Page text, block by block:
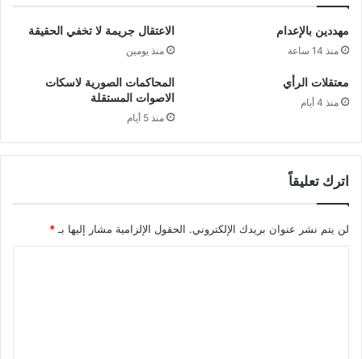
مهددين بالإعدام
منذ 14 ساعة
الاعتقال جريمة لا تخفي الحقيقة
منذ يومين
معتقلات الرأي
منذ 4 أيام
المحاكمات الصورية لاسكات
الاصوات المستقلة
منذ 5 أيام
اترك تعليقاً
لن يتم نشر عنوان بريدك الإلكتروني. الحقول الإلزامية مشار إليها بـ *